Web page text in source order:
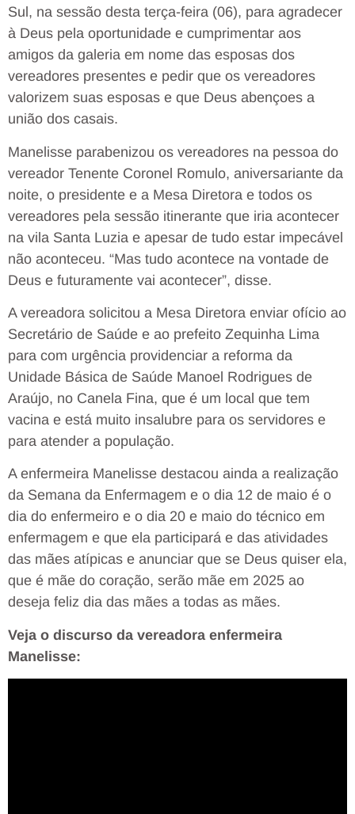
Sul, na sessão desta terça-feira (06), para agradecer
à Deus pela oportunidade e cumprimentar aos
amigos da galeria em nome das esposas dos
vereadores presentes e pedir que os vereadores
valorizem suas esposas e que Deus abençoes a
união dos casais.
Manelisse parabenizou os vereadores na pessoa do
vereador Tenente Coronel Romulo, aniversariante da
noite, o presidente e a Mesa Diretora e todos os
vereadores pela sessão itinerante que iria acontecer
na vila Santa Luzia e apesar de tudo estar impecável
não aconteceu. “Mas tudo acontece na vontade de
Deus e futuramente vai acontecer”, disse.
A vereadora solicitou a Mesa Diretora enviar ofício ao
Secretário de Saúde e ao prefeito Zequinha Lima
para com urgência providenciar a reforma da
Unidade Básica de Saúde Manoel Rodrigues de
Araújo, no Canela Fina, que é um local que tem
vacina e está muito insalubre para os servidores e
para atender a população.
A enfermeira Manelisse destacou ainda a realização
da Semana da Enfermagem e o dia 12 de maio é o
dia do enfermeiro e o dia 20 e maio do técnico em
enfermagem e que ela participará e das atividades
das mães atípicas e anunciar que se Deus quiser ela,
que é mãe do coração, serão mãe em 2025 ao
deseja feliz dia das mães a todas as mães.
Veja o discurso da vereadora enfermeira
Manelisse: